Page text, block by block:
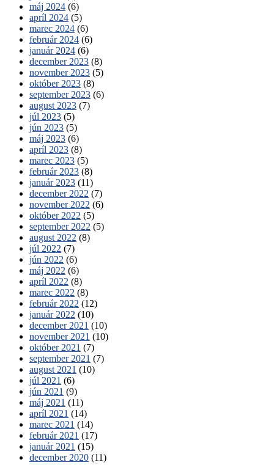
máj 2024 (6)
apríl 2024 (5)
marec 2024 (6)
február 2024 (6)
január 2024 (6)
december 2023 (8)
november 2023 (5)
október 2023 (8)
september 2023 (6)
august 2023 (7)
júl 2023 (5)
jún 2023 (5)
máj 2023 (6)
apríl 2023 (8)
marec 2023 (5)
február 2023 (8)
január 2023 (11)
december 2022 (7)
november 2022 (6)
október 2022 (5)
september 2022 (5)
august 2022 (8)
júl 2022 (7)
jún 2022 (6)
máj 2022 (6)
apríl 2022 (8)
marec 2022 (8)
február 2022 (12)
január 2022 (10)
december 2021 (10)
november 2021 (10)
október 2021 (7)
september 2021 (7)
august 2021 (10)
júl 2021 (6)
jún 2021 (9)
máj 2021 (11)
apríl 2021 (14)
marec 2021 (14)
február 2021 (17)
január 2021 (15)
december 2020 (11)